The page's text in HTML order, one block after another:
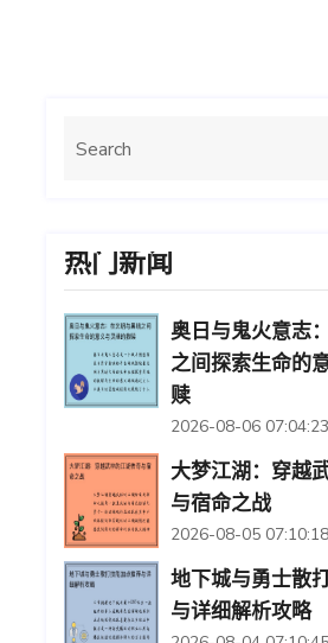
热门新闻
奥日与鬼火意志
之间探索生命的
赎
2026-08-06 07:04:23
大梦江湖：穿越
与宿命之战
2026-08-05 07:10:18
地下城与勇士散
与详细解析攻略